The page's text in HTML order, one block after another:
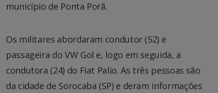
município de Ponta Porã.
Os militares abordaram condutor (52) e
passageira do VW Gol e, logo em seguida, a
condutora (24) do Fiat Palio. As três pessoas são
da cidade de Sorocaba (SP) e deram informações